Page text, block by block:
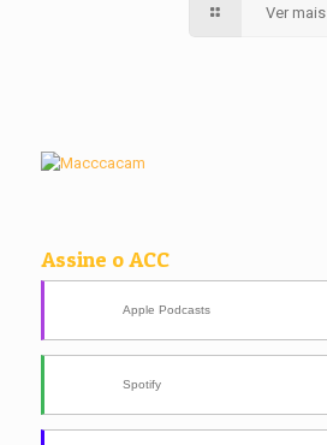
Ver mais
Assine o ACC
Apple Podcasts
Spotify